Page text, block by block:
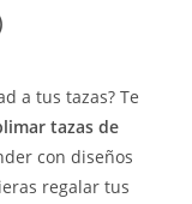
a tus tazas? Te
tazas de
con diseños
regalar tus